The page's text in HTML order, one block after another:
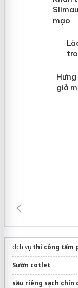
mạo
dịch vụ thi công tấm
Sườn cotlet
sầu riêng sạch chín